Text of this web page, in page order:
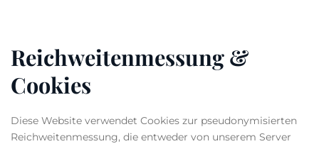
Reichweitenmessung &
Cookies
Diese Website verwendet Cookies zur pseudonymisierten
Reichweitenmessung, die entweder von unserem Server